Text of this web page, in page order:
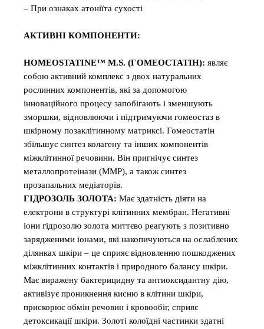
– При ознаках атоніїта сухості
АКТИВНІ КОМПОНЕНТИ:
HOMEOSTATINE™ M.S. (ГОМЕОСТАТІН): являє
собою активний комплекс з двох натуральних
рослинних компонентів, які за допомогою
інноваційного процесу запобігають і зменшують
зморшки, відновлюючи і підтримуючи гомеостаз в
шкірному позаклітинному матриксі. Гомеостатін
збільшує синтез колагену та інших компонентів
міжклітинної речовини. Він пригнічує синтез
металлопротеінази (ММР), а також синтез
прозапальних медіаторів.
ГІДРОЗОЛЬ ЗОЛОТА: Має здатність діяти на
електрони в структурі клітинних мембран. Негативні
іони гідрозолю золота миттєво реагують з позитивно
зарядженими іонами, які накопичуються на ослаблених
ділянках шкіри – це сприяє відновленню пошкоджених
міжклітинних контактів і природного балансу шкіри.
Має виражену бактерицидну та антиоксидантну дію,
активізує проникнення кисню в клітини шкіри,
прискорює обмін речовин і кровообіг, сприяє
детоксикації шкіри. Золоті колоїдні частинки здатні